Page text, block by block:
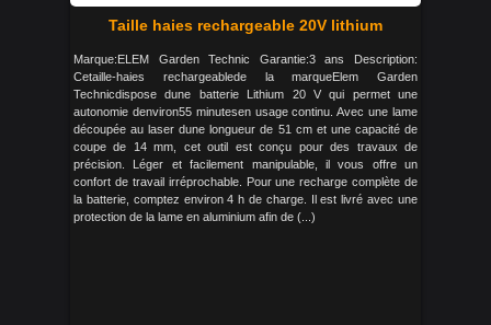
Taille haies rechargeable 20V lithium
Marque:ELEM Garden Technic Garantie:3 ans Description:
Cetaille-haies rechargeablede la marqueElem Garden
Technicdispose dune batterie Lithium 20 V qui permet une
autonomie denviron55 minutesen usage continu. Avec une lame
découpée au laser dune longueur de 51 cm et une capacité de
coupe de 14 mm, cet outil est conçu pour des travaux de
précision. Léger et facilement manipulable, il vous offre un
confort de travail irréprochable. Pour une recharge complète de
la batterie, comptez environ 4 h de charge. Il est livré avec une
protection de la lame en aluminium afin de (...)